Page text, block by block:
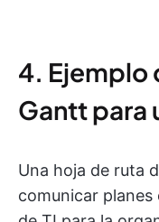
4. Ejemplo
Gantt para
Una hoja de ruta
comunicar